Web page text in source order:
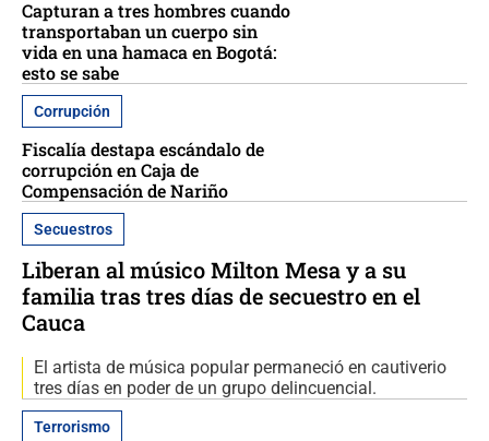
Capturan a tres hombres cuando
transportaban un cuerpo sin
vida en una hamaca en Bogotá:
esto se sabe
Corrupción
Fiscalía destapa escándalo de
corrupción en Caja de
Compensación de Nariño
Secuestros
Liberan al músico Milton Mesa y a su
familia tras tres días de secuestro en el
Cauca
El artista de música popular permaneció en cautiverio
tres días en poder de un grupo delincuencial.
Terrorismo